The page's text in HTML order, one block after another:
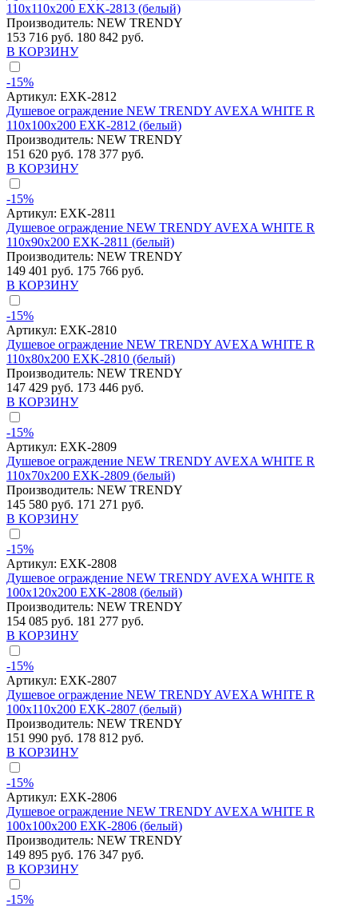
110x110x200 EXK-2813 (белый)
Производитель: NEW TRENDY
153 716 руб. 180 842 руб.
В КОРЗИНУ
-15%
Артикул: EXK-2812
Душевое ограждение NEW TRENDY AVEXA WHITE R
110x100x200 EXK-2812 (белый)
Производитель: NEW TRENDY
151 620 руб. 178 377 руб.
В КОРЗИНУ
-15%
Артикул: EXK-2811
Душевое ограждение NEW TRENDY AVEXA WHITE R
110x90x200 EXK-2811 (белый)
Производитель: NEW TRENDY
149 401 руб. 175 766 руб.
В КОРЗИНУ
-15%
Артикул: EXK-2810
Душевое ограждение NEW TRENDY AVEXA WHITE R
110x80x200 EXK-2810 (белый)
Производитель: NEW TRENDY
147 429 руб. 173 446 руб.
В КОРЗИНУ
-15%
Артикул: EXK-2809
Душевое ограждение NEW TRENDY AVEXA WHITE R
110x70x200 EXK-2809 (белый)
Производитель: NEW TRENDY
145 580 руб. 171 271 руб.
В КОРЗИНУ
-15%
Артикул: EXK-2808
Душевое ограждение NEW TRENDY AVEXA WHITE R
100x120x200 EXK-2808 (белый)
Производитель: NEW TRENDY
154 085 руб. 181 277 руб.
В КОРЗИНУ
-15%
Артикул: EXK-2807
Душевое ограждение NEW TRENDY AVEXA WHITE R
100x110x200 EXK-2807 (белый)
Производитель: NEW TRENDY
151 990 руб. 178 812 руб.
В КОРЗИНУ
-15%
Артикул: EXK-2806
Душевое ограждение NEW TRENDY AVEXA WHITE R
100x100x200 EXK-2806 (белый)
Производитель: NEW TRENDY
149 895 руб. 176 347 руб.
В КОРЗИНУ
-15%